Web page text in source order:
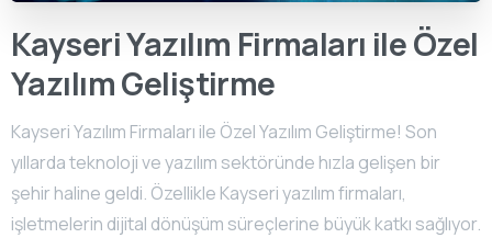
Kayseri Yazılım Firmaları ile Özel
Yazılım Geliştirme
Kayseri Yazılım Firmaları ile Özel Yazılım Geliştirme! Son
yıllarda teknoloji ve yazılım sektöründe hızla gelişen bir
şehir haline geldi. Özellikle Kayseri yazılım firmaları,
işletmelerin dijital dönüşüm süreçlerine büyük katkı sağlıyor.